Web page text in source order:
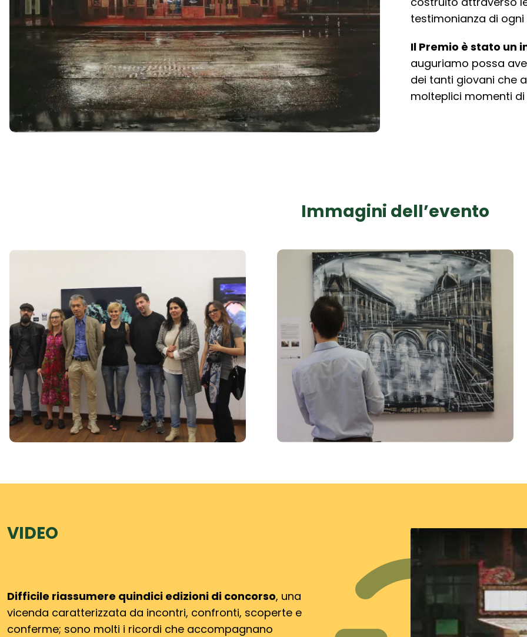
testimonianza di
Il Premio è stato un
auguriamo possa
dei tanti giovani che
molteplici momenti
Immagini dell’evento
VIDEO
Difficile riassumere quindici edizioni di concorso, una
vicenda caratterizzata da incontri, confronti, scoperte e
conferme; sono molti i ricordi che accompagnano